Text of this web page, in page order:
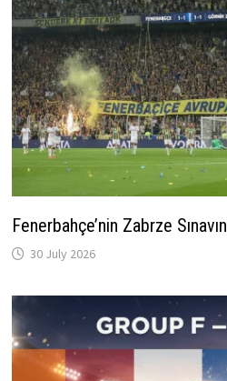
Fenerbahçe’nin Zabrze
30 July 2026